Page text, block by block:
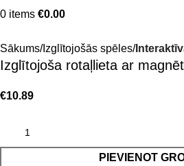
0 items €0.00
Sākums Izglītojošās spēles
Izglītojoša rotaļlieta ar
€10.89
PIEVIENOT